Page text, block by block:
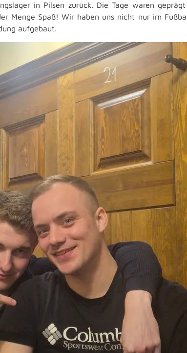
in Pilsen zurück. Die Tage waren
Menge Spaß! Wir haben uns nicht nur im
aufgebaut.